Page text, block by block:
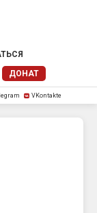
ДОНАТ
VKontakte